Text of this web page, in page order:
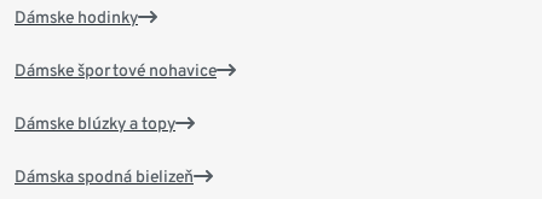
Dámske hodinky
Dámske športové nohavice
Dámske blúzky a topy
Dámska spodná bielizeň